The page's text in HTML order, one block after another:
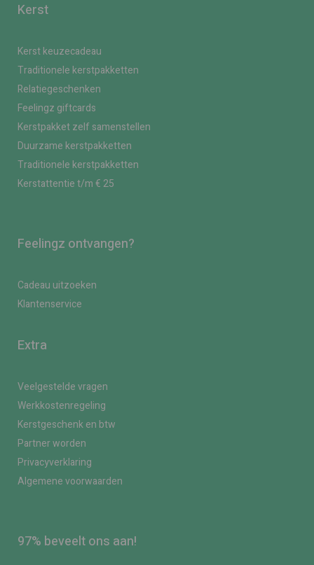
Kerst
Kerst keuzecadeau
Traditionele kerstpakketten
Relatiegeschenken
Feelingz giftcards
Kerstpakket zelf samenstellen
Duurzame kerstpakketten
Traditionele kerstpakketten
Kerstattentie t/m € 25
Feelingz ontvangen?
Cadeau uitzoeken
Klantenservice
Extra
Veelgestelde vragen
Werkkostenregeling
Kerstgeschenk en btw
Partner worden
Privacyverklaring
Algemene voorwaarden
97% beveelt ons aan!